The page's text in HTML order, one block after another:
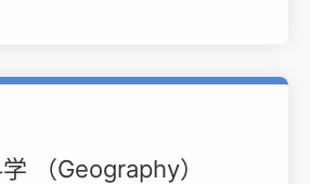
（Geography）